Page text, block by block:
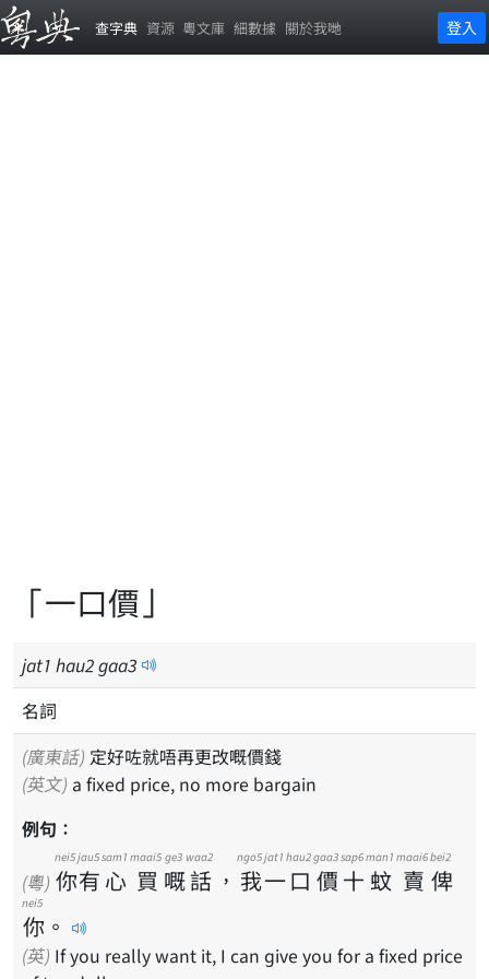
查字典 資源 粵文庫 細數據 關於我哋 登入
「一口價」
jat1 hau2gaa3
名詞
(廣東話) 定好咗就唔再更改嘅價錢
(英文) a fixed price, no more bargain
例句：
(粵) 你
nei5
有
jau5
心
sam1
買
maai5
嘅
ge3
話
waa2
， 我
ngo5
一
jat1
口
hau2
價
gaa3
十
sap6
蚊
man1
賣
maai6
俾
bei2
你
nei5
。
(英) If you really want it, I can give you for a fixed price